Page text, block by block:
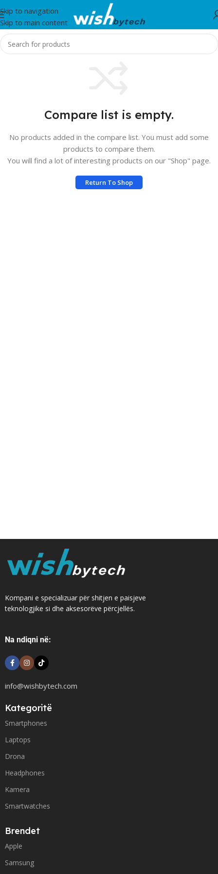
Skip to navigation
Skip to main content
Compare list is empty.
No products added in the compare list. You must add some
products to compare them.
You will find a lot of interesting products on our "Shop" page.
Return To Shop
Kompani e specializuar për shitjen e paisjeve
teknologjike si dhe aksesorëve përcjellës.
Na ndiqni në:
info@wishbytech.com
Kategoritë
Smartphones
Laptops
Drona
Headphones
Kamera
Smartwatches
Brendet
Apple
Samsung